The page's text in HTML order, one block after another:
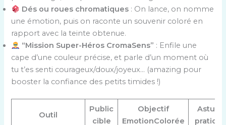
Dés ou roues chromatiques : On lance, on nomme
une émotion, puis on raconte un souvenir coloré en
rapport avec la teinte obtenue.
“Mission Super-Héros CromaSens” : Enfile une
cape d’une couleur précise, et parle d’un moment où
tu t’es senti courageux/doux/joyeux… (amazing pour
booster la confiance des petits timides !)
Outil
Public
cible
Objectif
EmotionColorée
Astuce